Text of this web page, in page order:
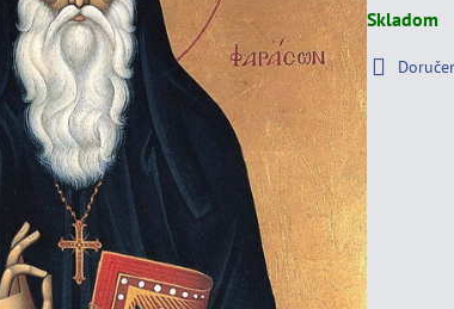
Skladom